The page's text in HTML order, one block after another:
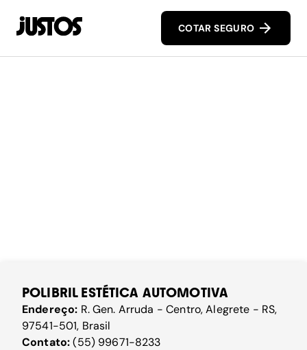
COTAR SEGURO
POLIBRIL ESTÉTICA AUTOMOTIVA
Endereço: R. Gen. Arruda - Centro, Alegrete - RS,
97541-501, Brasil
Contato:(55) 99671-8233